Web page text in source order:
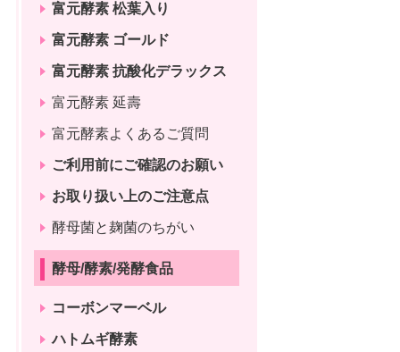
富元酵素 松葉入り
富元酵素 ゴールド
富元酵素 抗酸化デラックス
富元酵素 延壽
富元酵素よくあるご質問
ご利用前にご確認のお願い
お取り扱い上のご注意点
酵母菌と麹菌のちがい
酵母/酵素/発酵食品
コーボンマーベル
ハトムギ酵素